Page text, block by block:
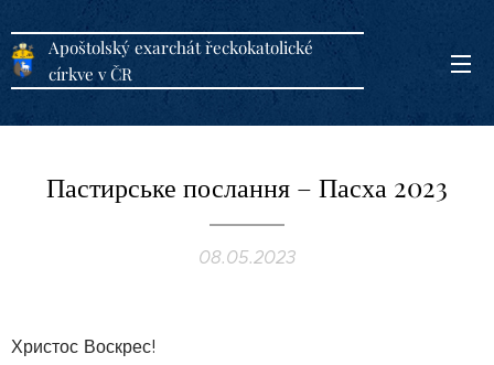
Apoštolský exarchát řeckokatolické
církve v ČR
Пастирське послання – Пасха 2023
08.05.2023
Христос Воскрес!